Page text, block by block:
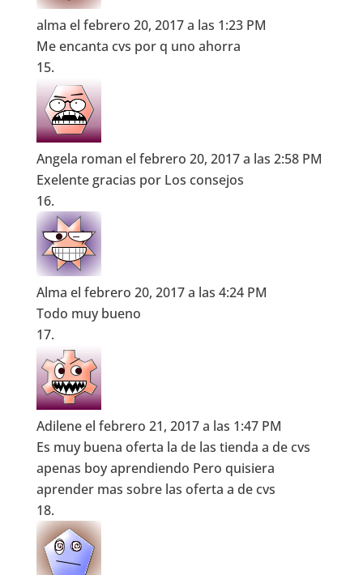
alma el febrero 20, 2017 a las 1:23 PM
Me encanta cvs por q uno ahorra
Angela roman el febrero 20, 2017 a las 2:58 PM
Exelente gracias por Los consejos
Alma el febrero 20, 2017 a las 4:24 PM
Todo muy bueno
Adilene el febrero 21, 2017 a las 1:47 PM
Es muy buena oferta la de las tienda a de cvs
apenas boy aprendiendo Pero quisiera
aprender mas sobre las oferta a de cvs